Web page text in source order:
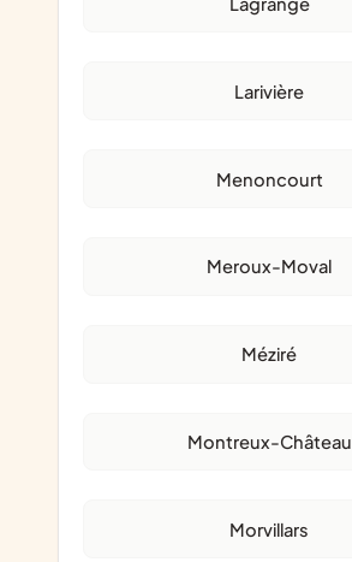
Larivière
Menoncourt
Meroux-Moval
Méziré
Montreux-Château
Morvillars